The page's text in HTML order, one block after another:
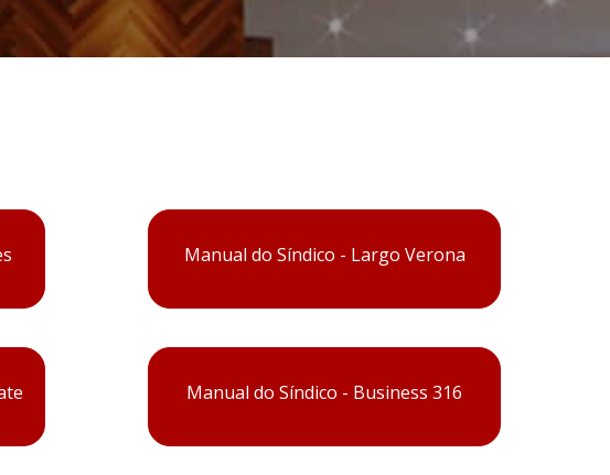
Manual do Síndico - Largo Verona
Manual do Síndico - Business 316